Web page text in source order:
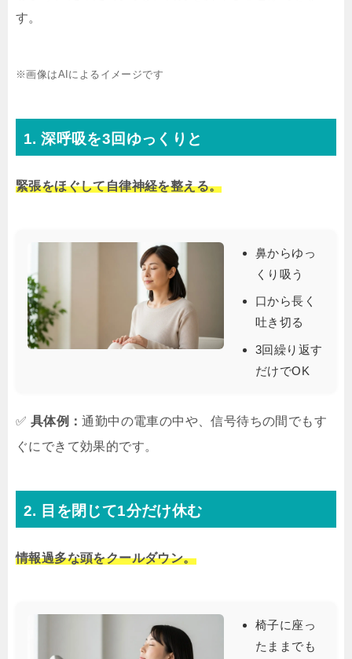
す。
※画像はAIによるイメージです
1. 深呼吸を3回ゆっくりと
緊張をほぐして自律神経を整える。
鼻からゆっ
くり吸う
口から長く
吐き切る
3回繰り返す
だけでOK
✅ 具体例：通勤中の電車の中や、信号待ちの間でもす
ぐにできて効果的です。
2. 目を閉じて1分だけ休む
情報過多な頭をクールダウン。
椅子に座っ
たままでも